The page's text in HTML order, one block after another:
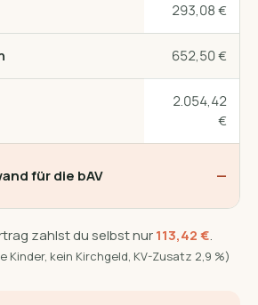
293,08 €
652,50 €
2.054,42
€
für die bAV —
zahlst du selbst nur113,42 €.
Kinder, kein Kirchgeld, KV-Zusatz 2,9 %)